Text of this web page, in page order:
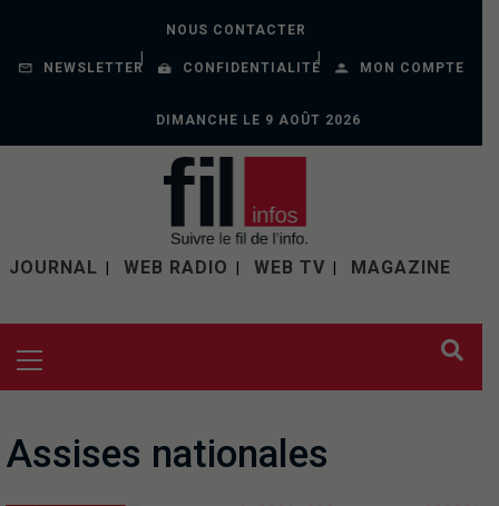
NOUS CONTACTER
NEWSLETTER CONFIDENTIALITÉ MON COMPTE
DIMANCHE LE 9 AOÛT 2026
JOURNAL WEB RADIO WEB TV MAGAZINE
Assises nationales